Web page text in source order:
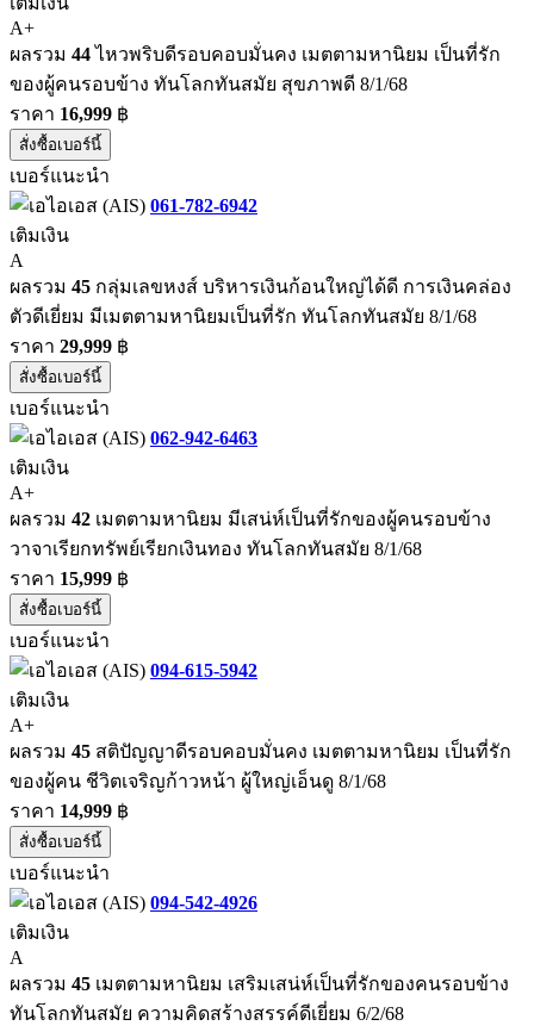
A+
ผลรวม 44 ไหวพริบดีรอบคอบมั่นคง เมตตามหานิยม เป็นที่รัก
ของผู้คนรอบข้าง ทันโลกทันสมัย สุขภาพดี 8/1/68
ราคา 16,999 ฿
สั่งซื้อเบอร์นี้
เบอร์แนะนำ
061-782-6942
เติมเงิน
A
ผลรวม 45 กลุ่มเลขหงส์ บริหารเงินก้อนใหญ่ได้ดี การเงินคล่อง
ตัวดีเยี่ยม มีเมตตามหานิยมเป็นที่รัก ทันโลกทันสมัย 8/1/68
ราคา 29,999 ฿
สั่งซื้อเบอร์นี้
เบอร์แนะนำ
062-942-6463
เติมเงิน
A+
ผลรวม 42 เมตตามหานิยม มีเสน่ห์เป็นที่รักของผู้คนรอบข้าง
วาจาเรียกทรัพย์เรียกเงินทอง ทันโลกทันสมัย 8/1/68
ราคา 15,999 ฿
สั่งซื้อเบอร์นี้
เบอร์แนะนำ
094-615-5942
เติมเงิน
A+
ผลรวม 45 สติปัญญาดีรอบคอบมั่นคง เมตตามหานิยม เป็นที่รัก
ของผู้คน ชีวิตเจริญก้าวหน้า ผู้ใหญ่เอ็นดู 8/1/68
ราคา 14,999 ฿
สั่งซื้อเบอร์นี้
เบอร์แนะนำ
094-542-4926
เติมเงิน
A
ผลรวม 45 เมตตามหานิยม เสริมเสน่ห์เป็นที่รักของคนรอบข้าง
ทันโลกทันสมัย ความคิดสร้างสรรค์ดีเยี่ยม 6/2/68